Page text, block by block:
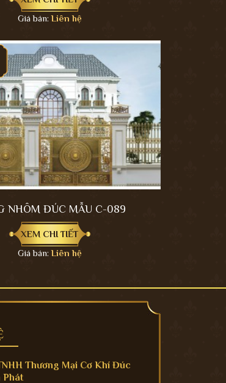
Giá bán:Liên hệ
NHÔM ĐÚC MẪU C-089
XEM CHI TIẾT
Giá bán:Liên hệ
Thương Mại Cơ Khí Đúc
Phát